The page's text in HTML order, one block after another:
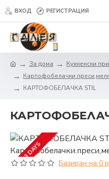
ВХОД РЕГИСТРАЦИЯ
За дома
Кухненски
КАРТОФОБЕЛАЧКА STIL
2-3 DAYS Базиран на 0